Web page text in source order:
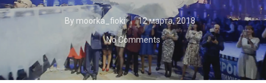
By moorka_fioki
12 марта, 2018
No Comments